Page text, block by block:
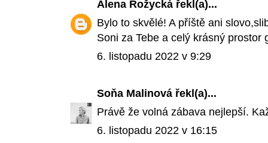
Alena Rožycká řekl(a)...
Bylo to skvělé! A příště ani
Soni za Tebe a celý krásný prostor
6. listopadu 2022 v 9:29
Soňa Malinová řekl(a)...
Právě že volná zábava nejlepší.
6. listopadu 2022 v 16:15